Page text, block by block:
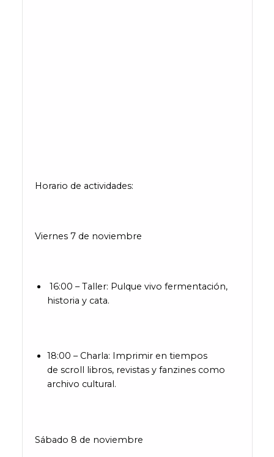
Horario de actividades:
Viernes 7 de noviembre
16:00 – Taller: Pulque vivo fermentación,
historia y cata.
18:00 – Charla: Imprimir en tiempos
de scroll libros, revistas y fanzines como
archivo cultural.
Sábado 8 de noviembre